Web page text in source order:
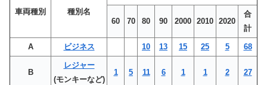
車両種別 種別名
60 70 80 90 2000 2010 2020
合
計
A ビジネス 10 13 15 25 5 68
B
レジャー
(モンキーなど)
1 5 11 6 1 1 2 27